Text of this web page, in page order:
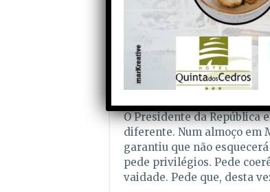
largas dezenas de
que o Estado falhou no
A gestão desses
da República cessante,
pelo cumprimento das
O Presidente da República
diferente. Num almoço em
garantiu que não
pede privilégios. Pede
vaidade. Pede que, desta